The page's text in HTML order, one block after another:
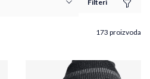
Filteri
173 proizvoda